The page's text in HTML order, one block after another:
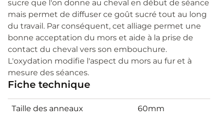
sucre que l'on donne au cheval en début de séance
mais permet de diffuser ce goût sucré tout au long
du travail. Par conséquent, cet alliage permet une
bonne acceptation du mors et aide à la prise de
contact du cheval vers son embouchure.
L'oxydation modifie l'aspect du mors au fur et à
mesure des séances.
Fiche technique
Taille des anneaux 60mm